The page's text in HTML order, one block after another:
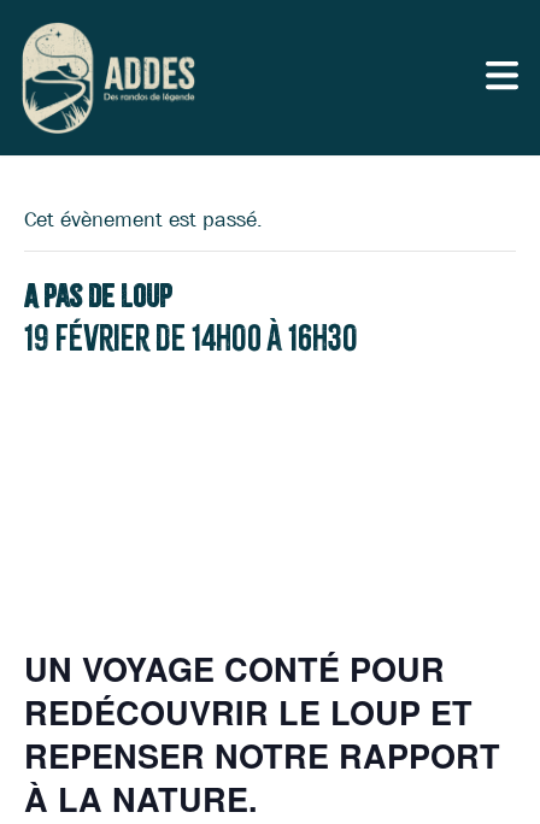
Cet évènement est passé.
A Pas de Loup
19 février de 14h00à16h30
UN VOYAGE CONTÉ POUR
REDÉCOUVRIR LE LOUP ET
REPENSER NOTRE RAPPORT
À LA NATURE.